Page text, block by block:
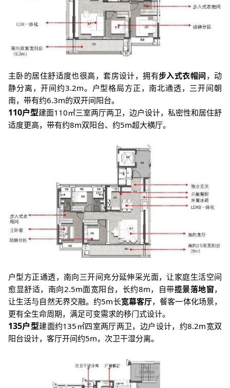
主卧的居住舒适度也很高，套房设计，拥有步入式衣帽间 ，动
静分离，开间约3.2m。 户型格局方正，南北通透，三开间朝
南，带有约6.3m的双开间阳台。
110户型建面110㎡三室两厅两卫，边户设计，私密性和居住舒
适度更高，带有约8m双阳台、约5m超大横厅。
户型方正通透，南向三开间充分延伸采光面，让家庭生活空间
愈显舒适，南向2.5m面宽阳台，长约8m，自带揽景落地窗，
让生活与自然无界交融。约5m长宽幕客厅，餐客一体化场景，
更有全生命周期，满足可变需求的移门式设计。
135户型建面约135㎡四室两厅两卫，边户设计，约8.2m宽双
阳台设计，客厅开间约5m，次卫干湿分离。